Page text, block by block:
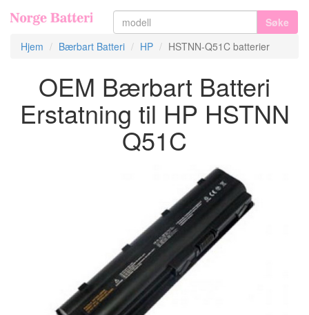
Søke
Hjem
Bærbart Batteri HP HSTNN-Q51C batterier
OEM Bærbart Batteri
Erstatning til HP HSTNN
Q51C